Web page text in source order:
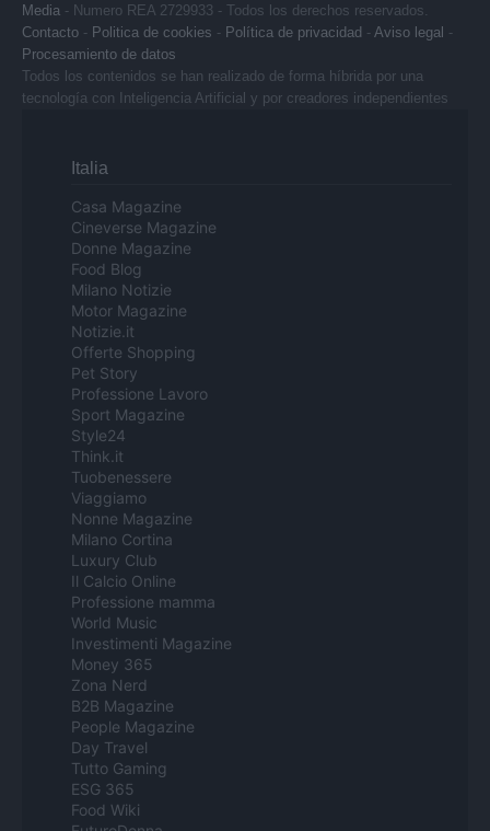
Media - Numero REA 2729933 - Todos los derechos reservados.
Contacto - Politica de cookies - Política de privacidad - Aviso legal -
Procesamiento de datos
Todos los contenidos se han realizado de forma híbrida por una
tecnología con Inteligencia Artificial y por creadores independientes
Italia
Casa Magazine
Cineverse Magazine
Donne Magazine
Food Blog
Milano Notizie
Motor Magazine
Notizie.it
Offerte Shopping
Pet Story
Professione Lavoro
Sport Magazine
Style24
Think.it
Tuobenessere
Viaggiamo
Nonne Magazine
Milano Cortina
Luxury Club
Il Calcio Online
Professione mamma
World Music
Investimenti Magazine
Money 365
Zona Nerd
B2B Magazine
People Magazine
Day Travel
Tutto Gaming
ESG 365
Food Wiki